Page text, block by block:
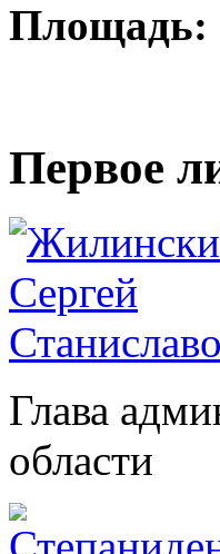
Площадь:
Первое
Глава
области